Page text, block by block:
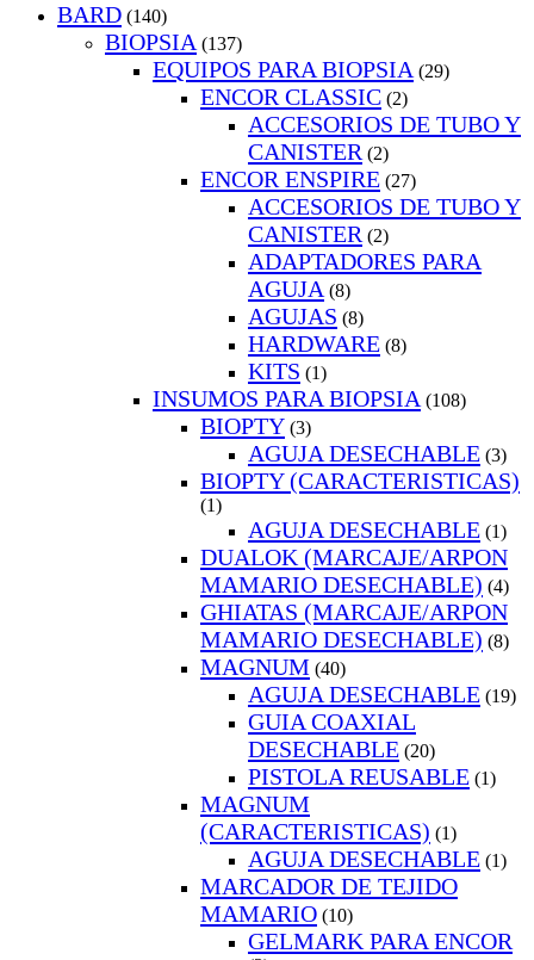
BARD (140)
BIOPSIA (137)
EQUIPOS PARA BIOPSIA (29)
ENCOR CLASSIC (2)
ACCESORIOS DE TUBO Y
CANISTER (2)
ENCOR ENSPIRE (27)
ACCESORIOS DE TUBO Y
CANISTER (2)
ADAPTADORES PARA
AGUJA (8)
AGUJAS (8)
HARDWARE (8)
KITS (1)
INSUMOS PARA BIOPSIA (108)
BIOPTY (3)
AGUJA DESECHABLE (3)
BIOPTY (CARACTERISTICAS)
(1)
AGUJA DESECHABLE (1)
DUALOK (MARCAJE/ARPON
MAMARIO DESECHABLE) (4)
GHIATAS (MARCAJE/ARPON
MAMARIO DESECHABLE) (8)
MAGNUM (40)
AGUJA DESECHABLE (19)
GUIA COAXIAL
DESECHABLE (20)
PISTOLA REUSABLE (1)
MAGNUM
(CARACTERISTICAS) (1)
AGUJA DESECHABLE (1)
MARCADOR DE TEJIDO
MAMARIO (10)
GELMARK PARA ENCOR